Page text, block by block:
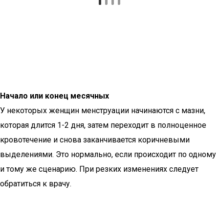
Начало или конец месячных
У некоторых женщин менструации начинаются с мазни,
которая длится 1-2 дня, затем переходит в полноценное
кровотечение и снова заканчивается коричневыми
выделениями. Это нормально, если происходит по одному
и тому же сценарию. При резких изменениях следует
обратиться к врачу.